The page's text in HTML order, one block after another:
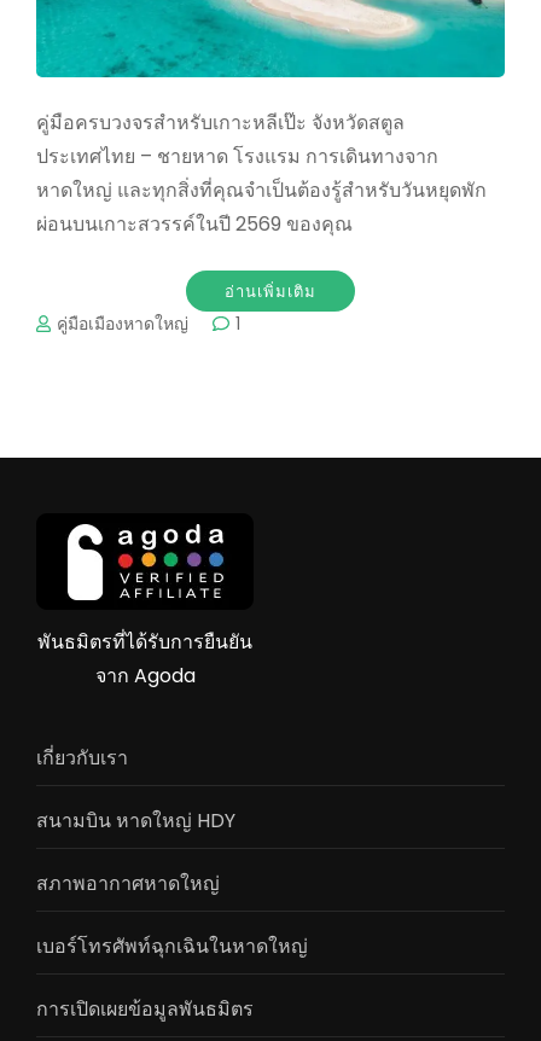
คู่มือครบวงจรสำหรับเกาะหลีเป๊ะ จังหวัดสตูล
ประเทศไทย – ชายหาด โรงแรม การเดินทางจาก
หาดใหญ่ และทุกสิ่งที่คุณจำเป็นต้องรู้สำหรับวันหยุดพัก
ผ่อนบนเกาะสวรรค์ในปี 2569 ของคุณ
อ่านเพิ่มเติม
คู่มือเมืองหาดใหญ่ 1
พันธมิตรที่ได้รับการยืนยัน
จาก Agoda
เกี่ยวกับเรา
สนามบิน หาดใหญ่ HDY
สภาพอากาศหาดใหญ่
เบอร์โทรศัพท์ฉุกเฉินในหาดใหญ่
การเปิดเผยข้อมูลพันธมิตร